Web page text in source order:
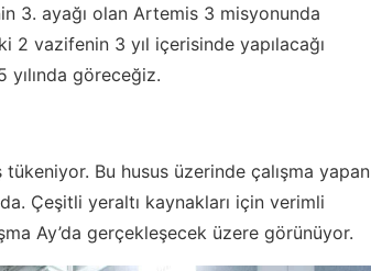
3. ayağı olan Artemis 3 misyonunda
vazifenin 3 yıl içerisinde yapılacağı
yılında göreceğiz.
Bu husus üzerinde çalışma yapan
Çeşitli yeraltı kaynakları için verimli
Ay’da gerçekleşecek üzere görünüyor.